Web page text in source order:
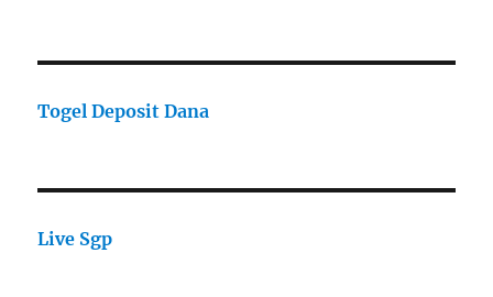
Togel Deposit Dana
Live Sgp